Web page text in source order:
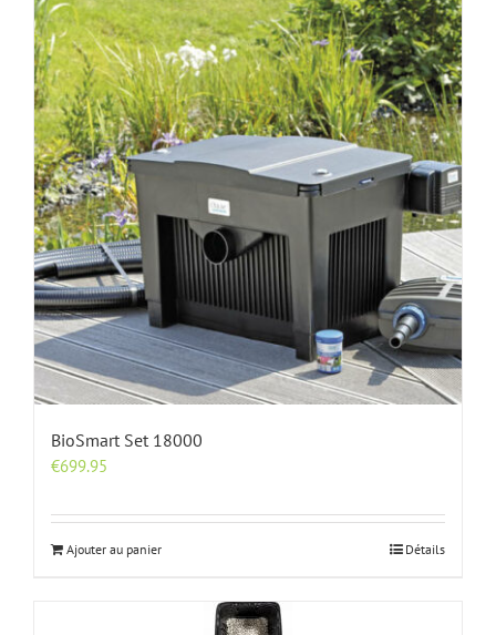
BioSmart Set 18000
€699.95
Ajouter au panier Détails